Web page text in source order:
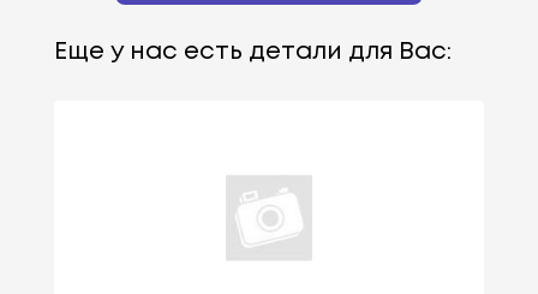
Еще у нас есть детали для Вас: